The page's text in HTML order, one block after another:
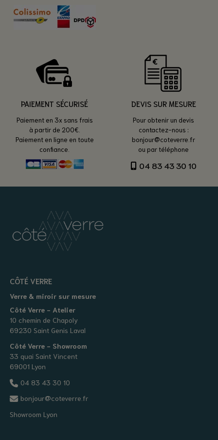
PAIEMENT SÉCURISÉ
Paiement en 3x sans frais
à partir de 200€.
Paiement en ligne en toute
confiance.
DEVIS SUR MESURE
Pour obtenir un devis
contactez-nous :
bonjour@coteverre.fr
ou par téléphone
04 83 43 30 10
CÔTÉ VERRE
Verre & miroir sur mesure
Côté Verre - Atelier
10 chemin de Chapoly
69230 Saint Genis Laval
Côté Verre - Showroom
33 quai Saint Vincent
69001 Lyon
04 83 43 30 10
bonjour@coteverre.fr
Showroom Lyon